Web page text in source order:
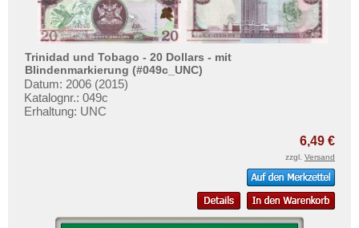
Trinidad und Tobago - 20 Dollars - mit
Blindenmarkierung (#049c_UNC)
Datum: 2006 (2015)
Katalognr.: 049c
Erhaltung: UNC
6,49 €
zzgl. Versand